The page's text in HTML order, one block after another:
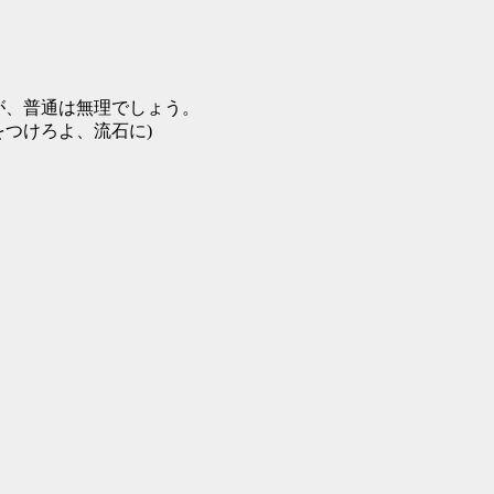
普通は無理でしょう。
けろよ、流石に)